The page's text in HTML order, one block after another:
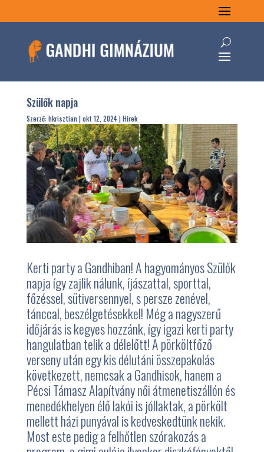
Szülők napja
Szerző:hkrisztian|okt 12, 2024|Hírek
Kerti party a Gandhiban! A hagyományos Szülők
napja így zajlik nálunk, íjászattal, sporttal,
főzéssel, sütiversennyel, s persze zenével,
tánccal, beszélgetésekkel! Még a nagyszerű
időjárás is kegyes hozzánk, így igazi kerti party
hangulatban telik a délelőtt! A pörköltfőző
verseny után egy kis délutáni összepakolás
következett, nemcsak a Gandhisok, hanem a
Pécsi Támasz Alapítvány női átmenetiszállón és
menedékhelyen élő lakói is jóllaktak, a pörkölt
mellett házi punyával is kedveskedtünk nekik.
Most este pedig a felhőtlen szórakozás a